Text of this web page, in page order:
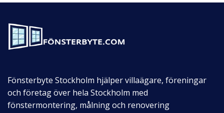
Fönsterbyte Stockholm hjälper villaägare, föreningar
och företag över hela Stockholm med
fönstermontering, målning och renovering